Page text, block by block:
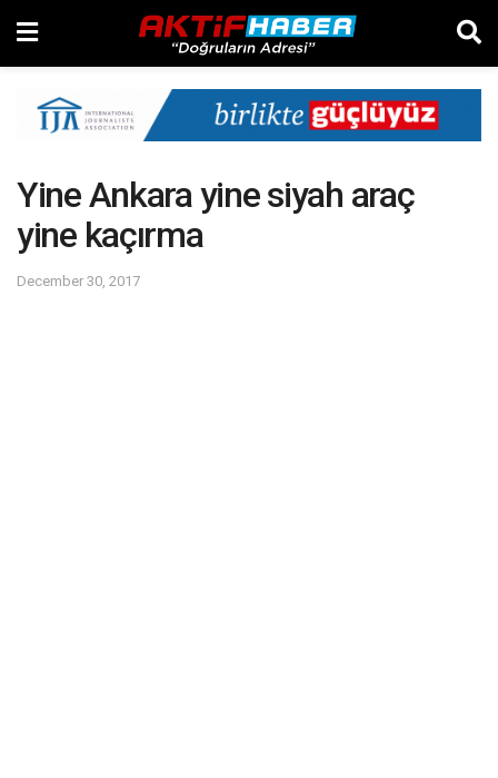
Yine Ankara yine siyah araç
yine kaçırma
December 30, 2017